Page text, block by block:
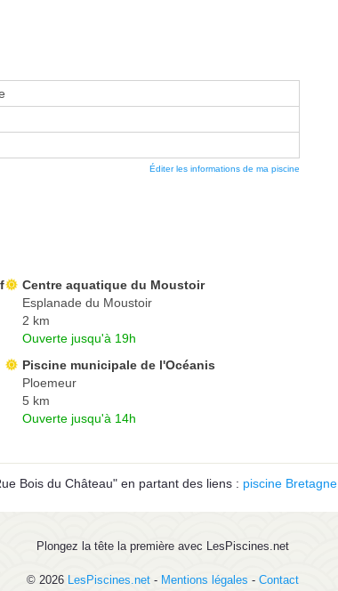
Éditer les informations de ma piscine
Centre aquatique du Moustoir
Esplanade du Moustoir
2 km
Ouverte jusqu'à 19h
Piscine municipale de l'Océanis
Ploemeur
5 km
Ouverte jusqu'à 14h
Bois du Château" en partant des liens : piscine Bretagne
Plongez la tête la première avec LesPiscines.net
© 2026 LesPiscines.net - Mentions légales - Contact